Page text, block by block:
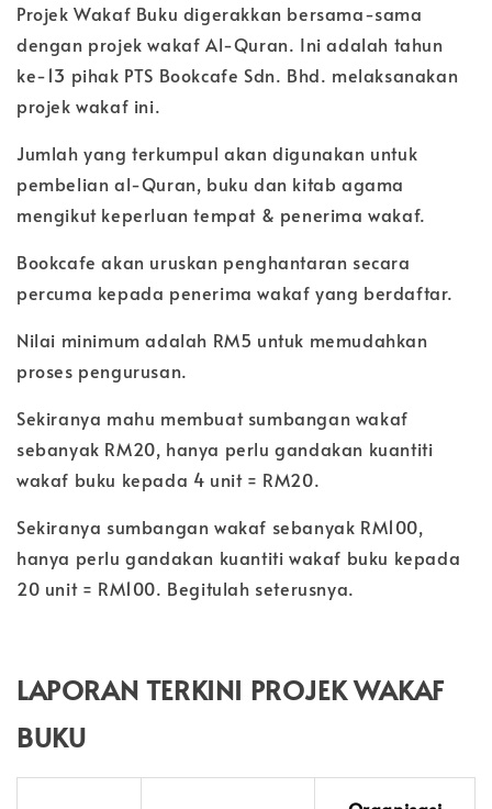
Projek Wakaf Buku digerakkan bersama-sama
dengan projek wakaf Al-Quran. Ini adalah tahun
ke-13 pihak PTS Bookcafe Sdn. Bhd. melaksanakan
projek wakaf ini.
Jumlah yang terkumpul akan digunakan untuk
pembelian al-Quran, buku dan kitab agama
mengikut keperluan tempat & penerima wakaf.
Bookcafe akan uruskan penghantaran secara
percuma kepada penerima wakaf yang berdaftar.
Nilai minimum adalah RM5 untuk memudahkan
proses pengurusan.
Sekiranya mahu membuat sumbangan wakaf
sebanyak RM20, hanya perlu gandakan kuantiti
wakaf buku kepada 4 unit = RM20.
Sekiranya sumbangan wakaf sebanyak RM100,
hanya perlu gandakan kuantiti wakaf buku kepada
20 unit = RM100. Begitulah seterusnya.
LAPORAN TERKINI PROJEK WAKAF
BUKU